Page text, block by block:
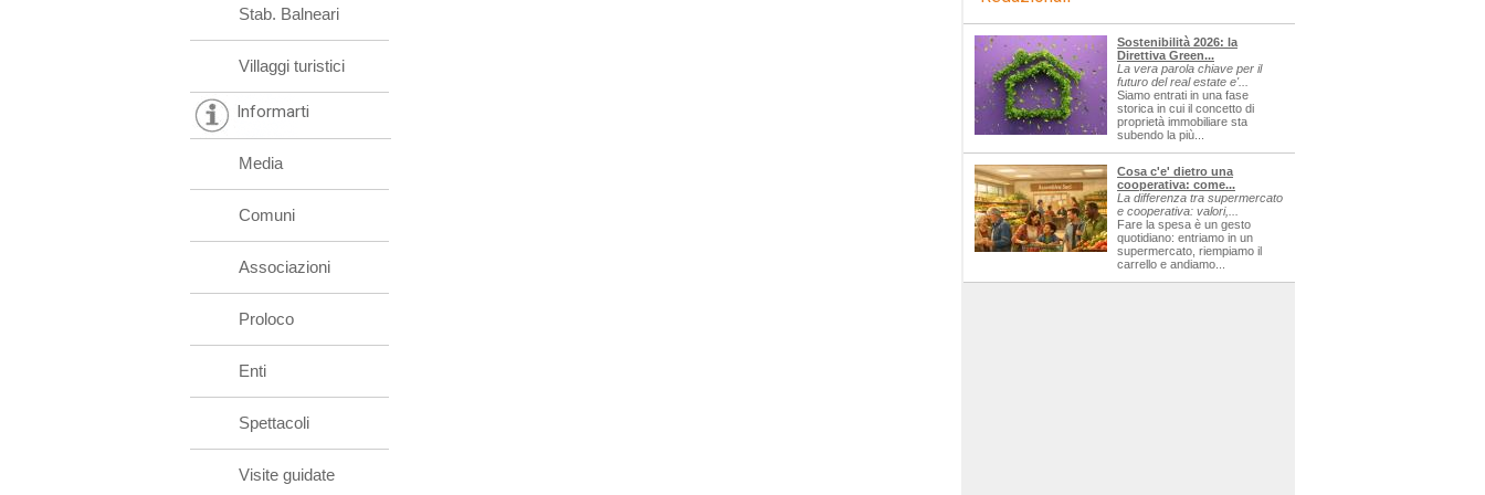
Stab. Balneari
Villaggi turistici
Informarti
Media
Comuni
Associazioni
Proloco
Enti
Spettacoli
Visite guidate
Sostenibilità 2026: la
Direttiva Green...
La vera parola chiave per il
futuro del real estate e'...
Siamo entrati in una fase
storica in cui il concetto di
proprietà immobiliare sta
subendo la più...
Cosa c'e' dietro una
cooperativa: come...
La differenza tra supermercato
e cooperativa: valori,...
Fare la spesa è un gesto
quotidiano: entriamo in un
supermercato, riempiamo il
carrello e andiamo...